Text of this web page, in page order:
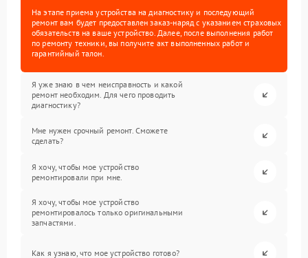
На этапе приема устройства на диагностику и последующий
ремонт вам будет предоставлен заказ-наряд с указанием страховых
обязательств на ваше устройство. Далее, после выполнения работ
по ремонту техники, вы получите акт выполненных работ и
гарантийный талон.
Я уже знаю в чем неисправность и какой
ремонт необходим. Для чего проводить
диагностику?
Мне нужен срочный ремонт. Сможете
сделать?
Я хочу, чтобы мое устройство
ремонтировали при мне.
Я хочу, чтобы мое устройство
ремонтировалось только оригинальными
запчастями.
Как я узнаю, что мое устройство готово?